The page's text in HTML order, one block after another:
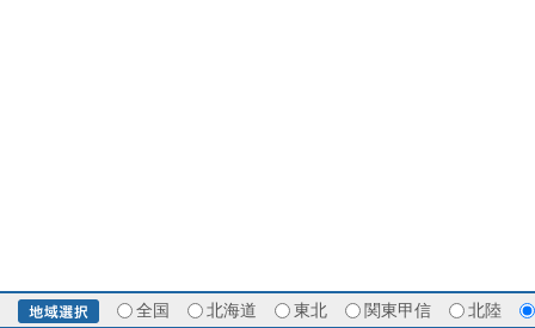
全国 北海道 東北 関東甲信 北陸